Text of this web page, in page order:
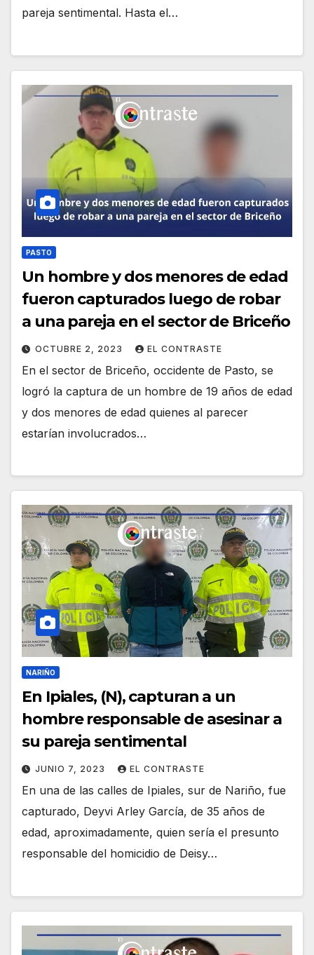
pareja sentimental. Hasta el…
PASTO
Un hombre y dos menores de edad
fueron capturados luego de robar
a una pareja en el sector de Briceño
OCTUBRE 2, 2023 EL CONTRASTE
En el sector de Briceño, occidente de Pasto, se
logró la captura de un hombre de 19 años de edad
y dos menores de edad quienes al parecer
estarían involucrados…
NARIÑO
En Ipiales, (N), capturan a un
hombre responsable de asesinar a
su pareja sentimental
JUNIO 7, 2023 EL CONTRASTE
En una de las calles de Ipiales, sur de Nariño, fue
capturado, Deyvi Arley García, de 35 años de
edad, aproximadamente, quien sería el presunto
responsable del homicidio de Deisy…